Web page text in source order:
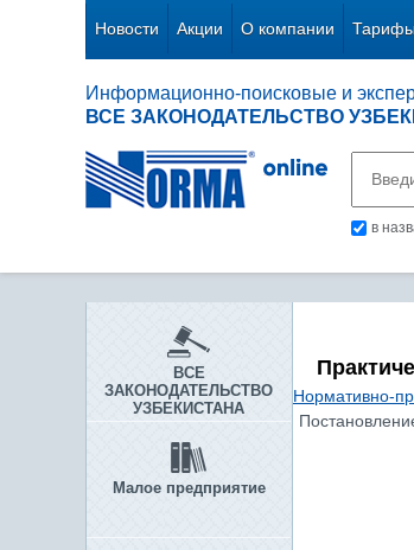
Новости Акции О компании
Информационно-поисковые и
ВСЕ ЗАКОНОДАТЕЛЬСТВО
в
ВСЕ
ЗАКОНОДАТЕЛЬСТВО
УЗБЕКИСТАНА
Малое предприятие
Нормативно-